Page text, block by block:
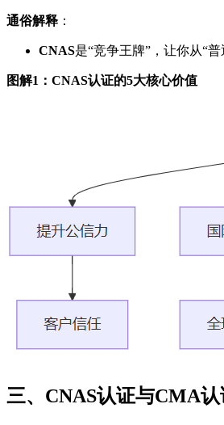
通俗解释 ：
CNAS是“竞争王牌”，让你从“普
图解1：CNAS认证的5大核心价值
三、CNAS认证与CMA认